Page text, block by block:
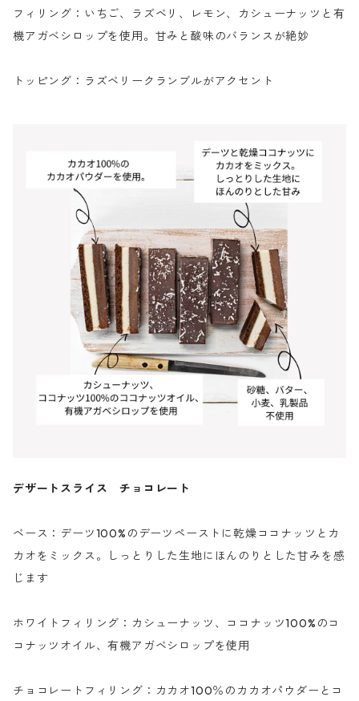
フィリング：いちご、ラズベリ、レモン、カシューナッツと有
機アガベシロップを使用。甘みと酸味のバランスが絶妙
トッピング：ラズベリークランブルがアクセント
デザートスライス チョコレート
ベース：デーツ100%のデーツペーストに乾燥ココナッツとカ
カオをミックス。しっとりした生地にほんのりとした甘みを感
じます
ホワイトフィリング：カシューナッツ、ココナッツ100%のコ
コナッツオイル、有機アガベシロップを使用
チョコレートフィリング：カカオ100％のカカオパウダーとコ